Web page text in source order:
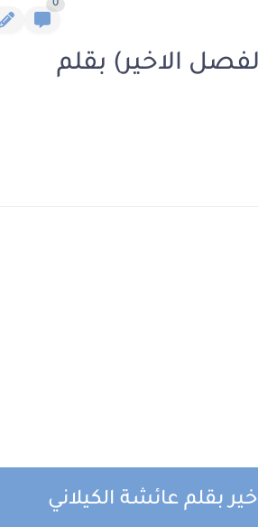
0
الاخير) بقلم
بقلم عائشة الكيلاني